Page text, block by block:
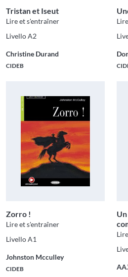
Tristan et Iseut
Lire et s'entraîner
Livello A2
Christine Durand
CIDEB
Zorro !
Lire et s'entraîner
Livello A1
Johnston Mcculley
CIDEB